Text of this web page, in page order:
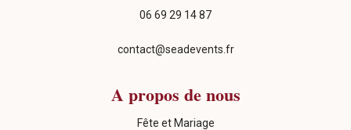
06 69 29 14 87
contact@seadevents.fr
A propos de nous
Fête et Mariage